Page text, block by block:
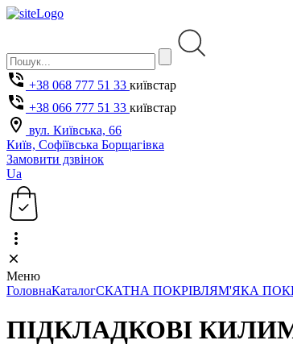
+38 068 777 51 33 київстар
+38 066 777 51 33 київстар
вул. Київська, 66
Київ, Софіївська Борщагівка
Замовити дзвінок
Ua
Меню
ГоловнаКаталогСКАТНА ПОКРІВЛЯМ'ЯКА
ПІДКЛАДКОВІ